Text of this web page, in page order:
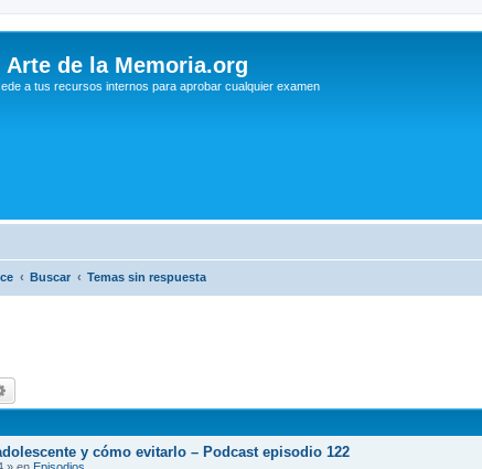
Arte de la Memoria.org
a tus recursos internos para aprobar cualquier examen
Buscar Temas sin respuesta
y cómo evitarlo – Podcast episodio 122
» en Episodios